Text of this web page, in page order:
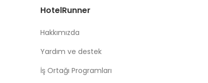
HotelRunner
Hakkımızda
Yardım ve destek
İş Ortağı Programları